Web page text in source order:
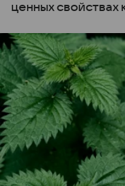
ценных свойствах